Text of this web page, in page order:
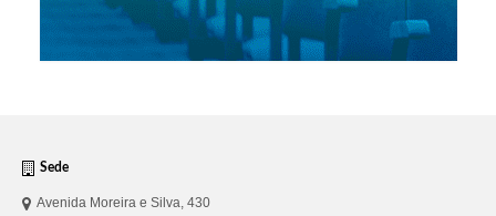
Sede
Avenida Moreira e Silva, 430